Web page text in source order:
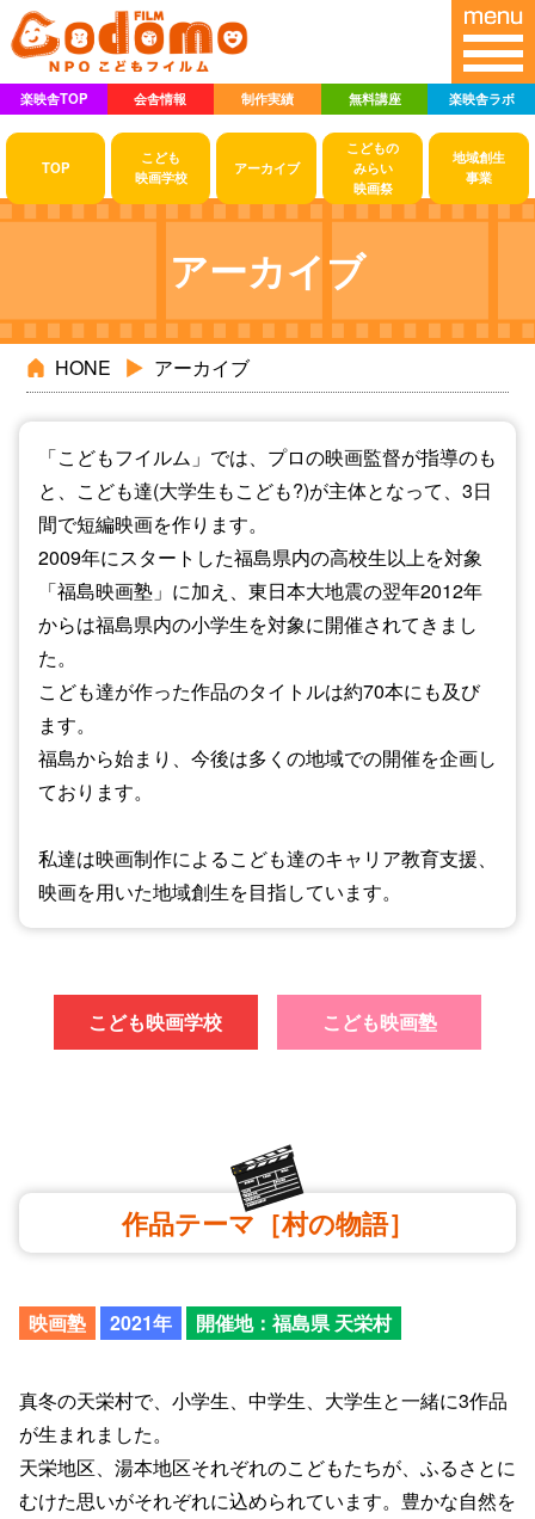
楽映舎TOP 会舎情報 制作実績 無料講座 楽映舎ラボ
TOP
こども
映画学校
アーカイブ
こどもの
みらい
映画祭
地域創生
事業
アーカイブ
HONE アーカイブ
「こどもフイルム」では、プロの映画監督が指導のも
と、こども達(大学生もこども?)が主体となって、3日
間で短編映画を作ります。
2009年にスタートした福島県内の高校生以上を対象
「福島映画塾」に加え、東日本大地震の翌年2012年
からは福島県内の小学生を対象に開催されてきまし
た。
こども達が作った作品のタイトルは約70本にも及び
ます。
福島から始まり、今後は多くの地域での開催を企画し
ております。
私達は映画制作によるこども達のキャリア教育支援、
映画を用いた地域創生を目指しています。
こども映画学校 こども映画塾
作品テーマ［村の物語］
映画塾 2021年 開催地：福島県 天栄村
真冬の天栄村で、小学生、中学生、大学生と一緒に3作品
が生まれました。
天栄地区、湯本地区それぞれのこどもたちが、ふるさとに
むけた思いがそれぞれに込められています。豊かな自然を